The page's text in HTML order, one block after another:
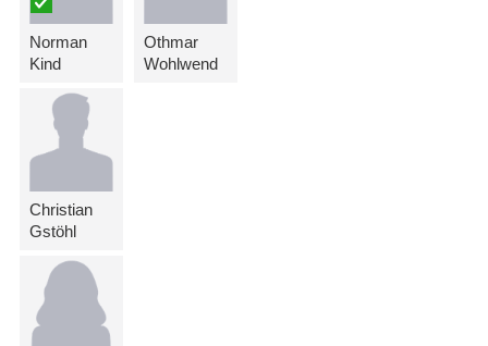
Norman
Kind
Christian
Gstöhl
Othmar
Wohlwend